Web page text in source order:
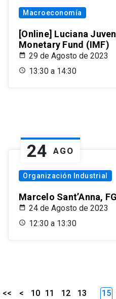
Macroeconomía
[Online] Luciana
Monetary Fund (IMF)
29 de Agosto de 2023
13:30 a 14:30
24 AGO
Organización Industrial
Marcelo Sant’Anna,
24 de Agosto de 2023
12:30 a 13:30
<< < 10 11 12
13
15